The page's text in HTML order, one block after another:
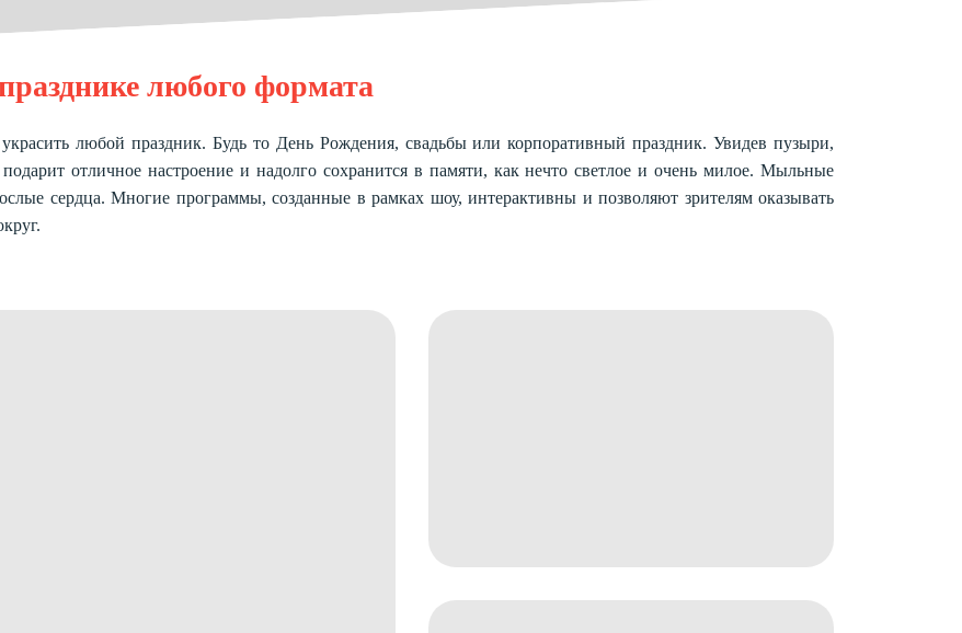
любого формата
любой праздник. Будь то День Рождения, свадьбы или корпоративный праздник. Увидев пузыри,
отличное настроение и надолго сохранится в памяти, как нечто светлое и очень милое. Мыльные
сердца. Многие программы, созданные в рамках шоу, интерактивны и позволяют зрителям оказывать